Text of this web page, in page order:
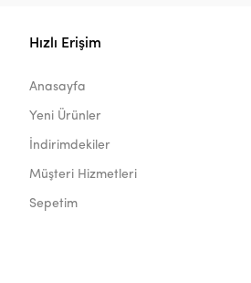
Hızlı Erişim
Anasayfa
Yeni Ürünler
İndirimdekiler
Müşteri Hizmetleri
Sepetim